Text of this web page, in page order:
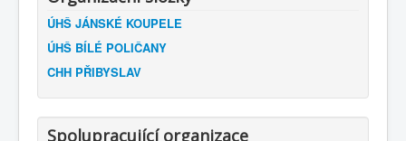
ÚHŠ JÁNSKÉ KOUPELE
ÚHŠ BÍLÉ POLIČANY
CHH PŘIBYSLAV
Spolupracující organizace